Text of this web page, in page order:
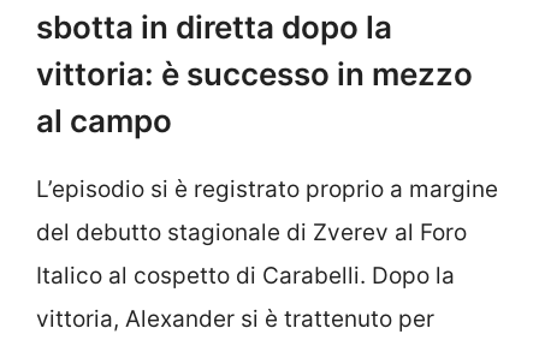
sbotta in diretta dopo la
vittoria: è successo in mezzo
al campo
L’episodio si è registrato proprio a margine
del debutto stagionale di Zverev al Foro
Italico al cospetto di Carabelli. Dopo la
vittoria, Alexander si è trattenuto per